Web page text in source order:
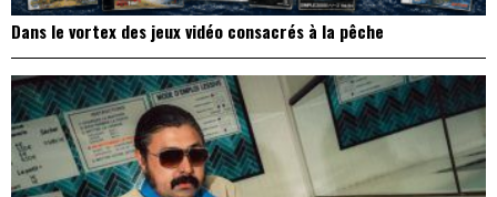
Dans le vortex des jeux vidéo consacrés à la pêche